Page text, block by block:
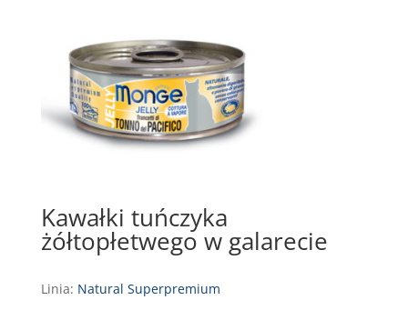
Kawałki tuńczyka
żółtopłetwego w galarecie
Linia: Natural Superpremium